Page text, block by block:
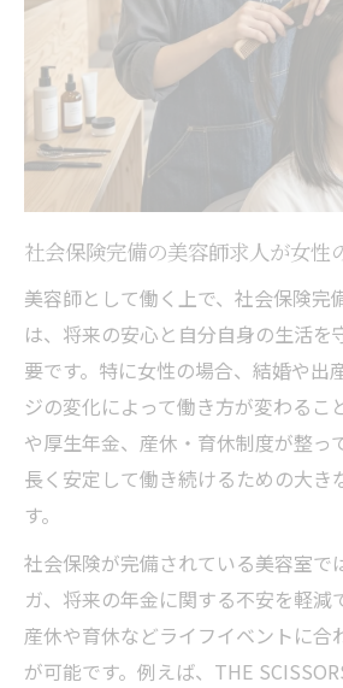
社会保険完備の美容師求人が女性
美容師として働く上で、社会保険完
は、将来の安心と自分自身の生活を
要です。特に女性の場合、結婚や出
ジの変化によって働き方が変わるこ
や厚生年金、産休・育休制度が整っ
長く安定して働き続けるための大き
す。
社会保険が完備されている美容室で
ガ、将来の年金に関する不安を軽減
産休や育休などライフイベントに合
が可能です。例えば、THE